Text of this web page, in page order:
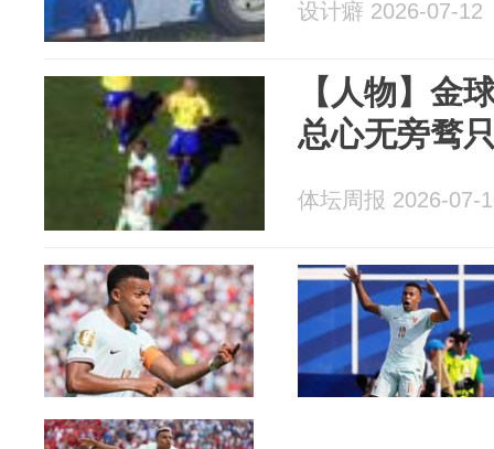
设计癖 2026-07-12
【人物】金
总心无旁骛
体坛周报 2026-07-